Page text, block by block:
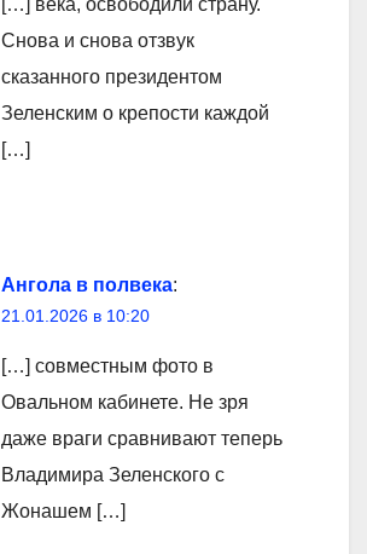
[…] века, освободили страну.
Снова и снова отзвук
сказанного президентом
Зеленским о крепости каждой
[…]
Ангола в полвека:
21.01.2026 в 10:20
[…] совместным фото в
Овальном кабинете. Не зря
даже враги сравнивают теперь
Владимира Зеленского с
Жонашем […]